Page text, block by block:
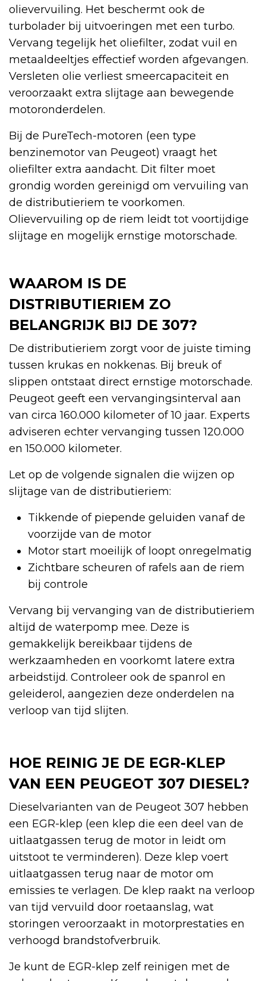
olievervuiling. Het beschermt ook de
turbolader bij uitvoeringen met een turbo.
Vervang tegelijk het oliefilter, zodat vuil en
metaaldeeltjes effectief worden afgevangen.
Versleten olie verliest smeercapaciteit en
veroorzaakt extra slijtage aan bewegende
motoronderdelen.
Bij de PureTech-motoren (een type
benzinemotor van Peugeot) vraagt het
oliefilter extra aandacht. Dit filter moet
grondig worden gereinigd om vervuiling van
de distributieriem te voorkomen.
Olievervuiling op de riem leidt tot voortijdige
slijtage en mogelijk ernstige motorschade.
WAAROM IS DE
DISTRIBUTIERIEM ZO
BELANGRIJK BIJ DE 307?
De distributieriem zorgt voor de juiste timing
tussen krukas en nokkenas. Bij breuk of
slippen ontstaat direct ernstige motorschade.
Peugeot geeft een vervangingsinterval aan
van circa 160.000 kilometer of 10 jaar. Experts
adviseren echter vervanging tussen 120.000
en 150.000 kilometer.
Let op de volgende signalen die wijzen op
slijtage van de distributieriem:
Tikkende of piepende geluiden vanaf de
voorzijde van de motor
Motor start moeilijk of loopt onregelmatig
Zichtbare scheuren of rafels aan de riem
bij controle
Vervang bij vervanging van de distributieriem
altijd de waterpomp mee. Deze is
gemakkelijk bereikbaar tijdens de
werkzaamheden en voorkomt latere extra
arbeidstijd. Controleer ook de spanrol en
geleiderol, aangezien deze onderdelen na
verloop van tijd slijten.
HOE REINIG JE DE EGR-KLEP
VAN EEN PEUGEOT 307 DIESEL?
Dieselvarianten van de Peugeot 307 hebben
een EGR-klep (een klep die een deel van de
uitlaatgassen terug de motor in leidt om
uitstoot te verminderen). Deze klep voert
uitlaatgassen terug naar de motor om
emissies te verlagen. De klep raakt na verloop
van tijd vervuild door roetaanslag, wat
storingen veroorzaakt in motorprestaties en
verhoogd brandstofverbruik.
Je kunt de EGR-klep zelf reinigen met de